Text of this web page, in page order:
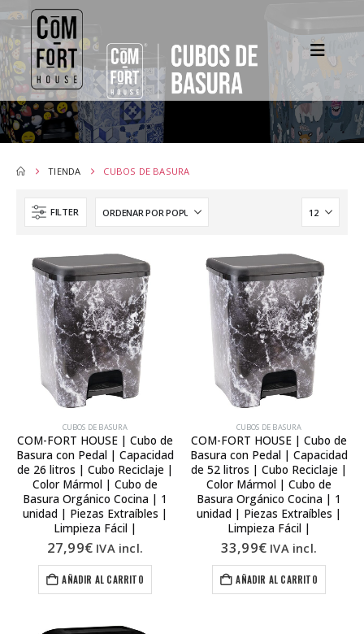
TIENDA CUBOS DE BASURA
FILTER
CUBOS DE BASURA
COM-FORT HOUSE | Cubo de
Basura con Pedal | Capacidad
de 26 litros | Cubo Reciclaje |
Color Mármol | Cubo de
Basura Orgánico Cocina | 1
unidad | Piezas Extraíbles |
Limpieza Fácil |
27,99€ IVA incl.
AÑADIR AL CARRITO
CUBOS DE BASURA
COM-FORT HOUSE | Cubo de
Basura con Pedal | Capacidad
de 52 litros | Cubo Reciclaje |
Color Mármol | Cubo de
Basura Orgánico Cocina | 1
unidad | Piezas Extraíbles |
Limpieza Fácil |
33,99€ IVA incl.
AÑADIR AL CARRITO